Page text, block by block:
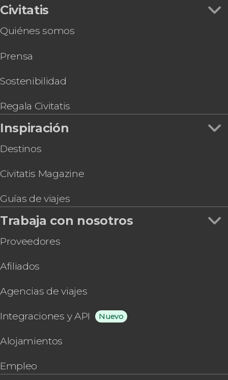
Entrada para el observatorio Seoul Sky
Teleférico Namsan
Espectáculo Nanta en el teatro Myeongdong
Pub Crawl ¡Tour de fiesta por Seúl!
Tour gastronómico por Seúl
Civitatis
Quiénes somos
Prensa
Sostenibilidad
Regala Civitatis
Inspiración
Destinos
Civitatis Magazine
Guías de viajes
Trabaja con nosotros
Proveedores
Afiliados
Agencias de viajes
Integraciones y API Nuevo
Alojamientos
Empleo